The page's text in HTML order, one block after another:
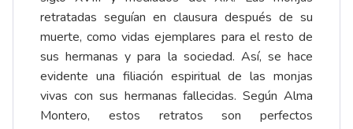
retratadas seguían en clausura después de su
muerte, como vidas ejemplares para el resto de
sus hermanas y para la sociedad. Así, se hace
evidente una filiación espiritual de las monjas
vivas con sus hermanas fallecidas. Según Alma
Montero, estos retratos son perfectos